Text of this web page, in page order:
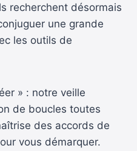
recherchent désormais
une grande
les outils de
» : notre veille
de boucles toutes
des accords de
vous démarquer.